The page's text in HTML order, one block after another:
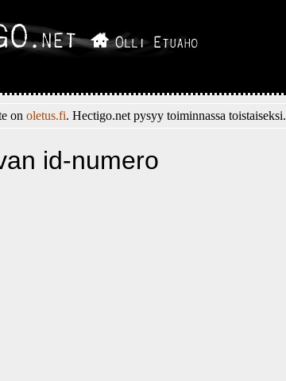
on oletus.fi. Hectigo.net pysyy toiminnassa toistaiseksi.
id-numero